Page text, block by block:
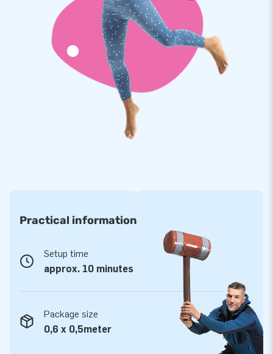
Inflatables. Onze poppen zijn op meerdere punten verstevigd
en meervoudig gestikt. Ze zijn gemaakt van sterk, hoge
kwaliteit PVC. Ze zijn duurzaam en ook nog eens eenvoudig
schoon te houden. Natuurlijk bieden we je garantie op deze
pop. Met deze opblaas Sarah kan je party niet meer stuk.
Bestel haar snel en laat het feest maar beginnen!
Practical information
Setup time
approx. 10 minutes
Package size
0,6 x 0,5meter